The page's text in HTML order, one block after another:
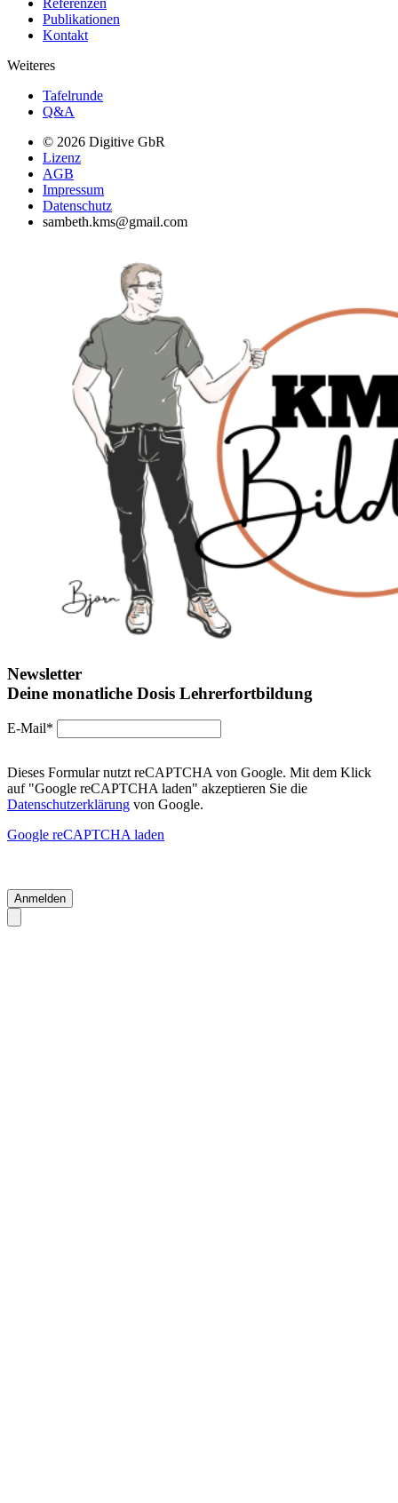
Referenzen
Publikationen
Kontakt
Weiteres
Tafelrunde
Q&A
© 2026 Digitive GbR
Lizenz
AGB
Impressum
Datenschutz
sambeth.kms@gmail.com
Newsletter
Deine monatliche Dosis Lehrerfortbildung
E-Mail*
Dieses Formular nutzt reCAPTCHA von Google. Mit dem Klick
auf "Google reCAPTCHA laden" akzeptieren Sie die
Datenschutzerklärung von Google.
Google reCAPTCHA laden
Anmelden